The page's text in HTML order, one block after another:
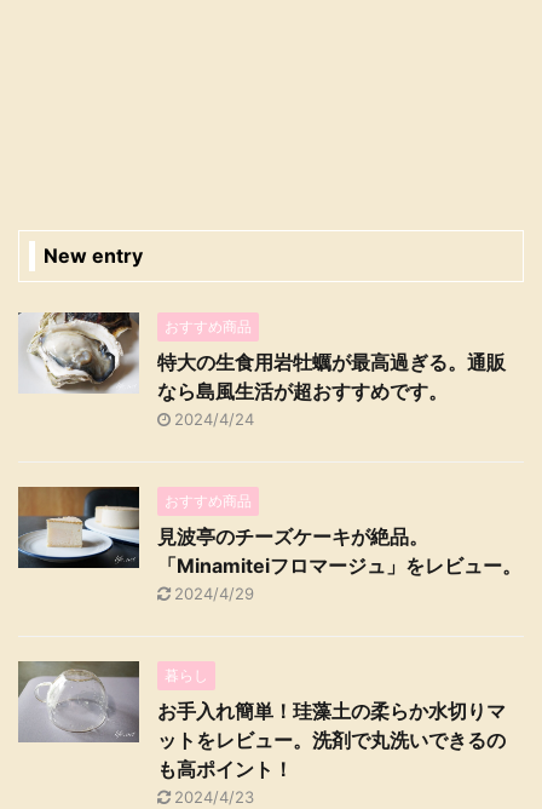
New entry
おすすめ商品
特大の生食用岩牡蠣が最高過ぎる。通販
なら島風生活が超おすすめです。
2024/4/24
おすすめ商品
見波亭のチーズケーキが絶品。
「Minamiteiフロマージュ」をレビュー。
2024/4/29
暮らし
お手入れ簡単！珪藻土の柔らか水切りマ
ットをレビュー。洗剤で丸洗いできるの
も高ポイント！
2024/4/23